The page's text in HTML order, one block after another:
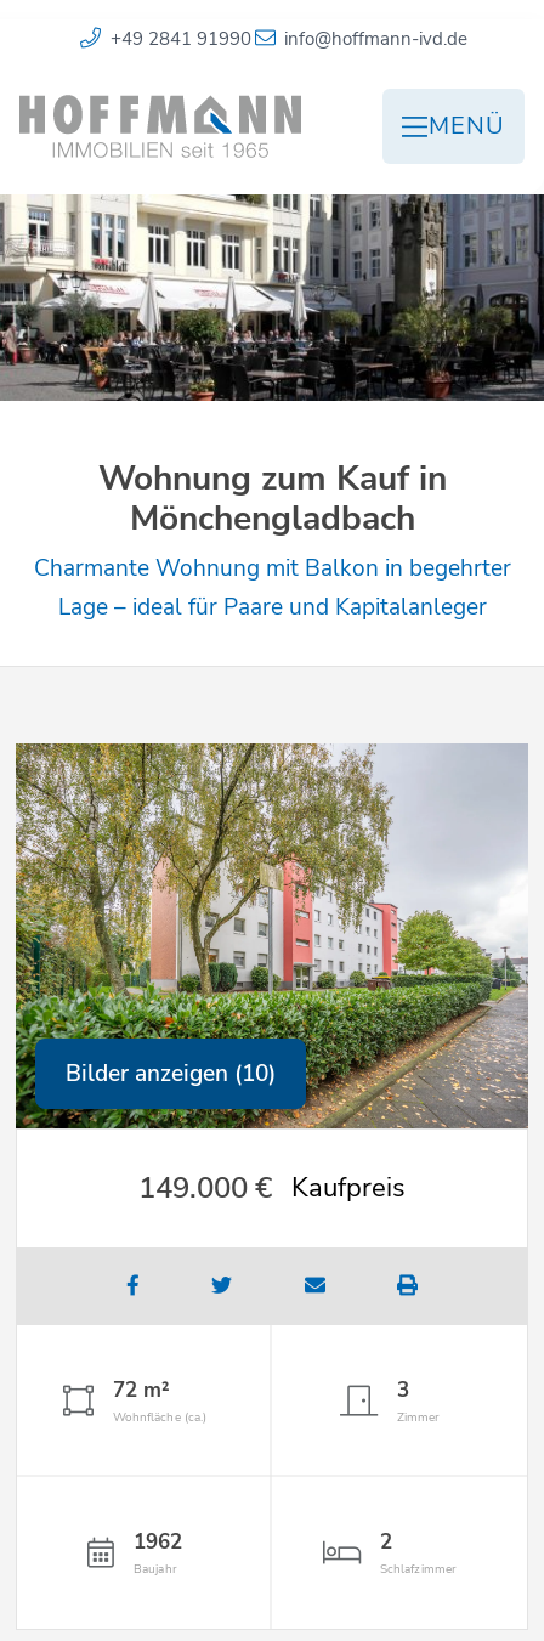
+49 2841 91990 info@hoffmann-ivd.de
MENÜ
Wohnung zum Kauf in
Mönchengladbach
Charmante Wohnung mit Balkon in begehrter
Lage – ideal für Paare und Kapitalanleger
Bilder anzeigen (10)
149.000 € Kaufpreis
72 m²
Wohnfläche (ca.)
3
Zimmer
1962
Baujahr
2
Schlafzimmer